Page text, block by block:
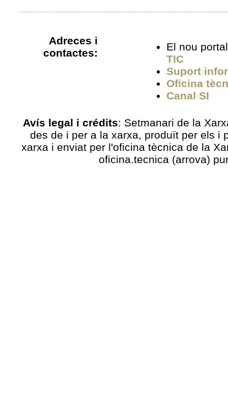
Adreces i
contactes:
El nou
TIC
Suport
Oficina
Canal SI
Avís legal i crédits: Setmanari de la
des de i per a la xarxa, produït per els i
xarxa i enviat per l'oficina tècnica de la
oficina.tecnica (arrova)